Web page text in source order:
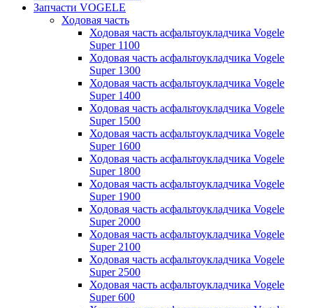
Запчасти VOGELE
Ходовая часть
Ходовая часть асфальтоукладчика Vogele
Super 1100
Ходовая часть асфальтоукладчика Vogele
Super 1300
Ходовая часть асфальтоукладчика Vogele
Super 1400
Ходовая часть асфальтоукладчика Vogele
Super 1500
Ходовая часть асфальтоукладчика Vogele
Super 1600
Ходовая часть асфальтоукладчика Vogele
Super 1800
Ходовая часть асфальтоукладчика Vogele
Super 1900
Ходовая часть асфальтоукладчика Vogele
Super 2000
Ходовая часть асфальтоукладчика Vogele
Super 2100
Ходовая часть асфальтоукладчика Vogele
Super 2500
Ходовая часть асфальтоукладчика Vogele
Super 600